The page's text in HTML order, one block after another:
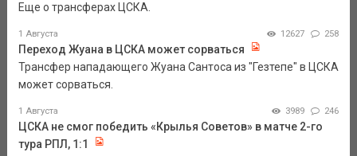
Еще о трансферах ЦСКА.
1 Августа 12627 258
Переход Жуана в ЦСКА может сорваться
Трансфер нападающего Жуана Сантоса из "Гезтепе" в ЦСКА
может сорваться.
1 Августа 3989 246
ЦСКА не смог победить «Крылья Советов» в матче 2-го
тура РПЛ, 1:1